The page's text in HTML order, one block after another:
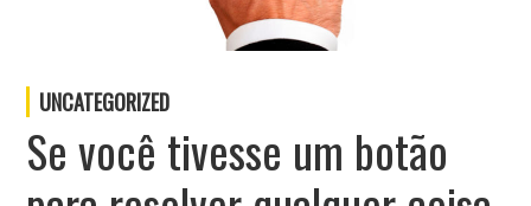
UNCATEGORIZED
Se você tivesse um botão